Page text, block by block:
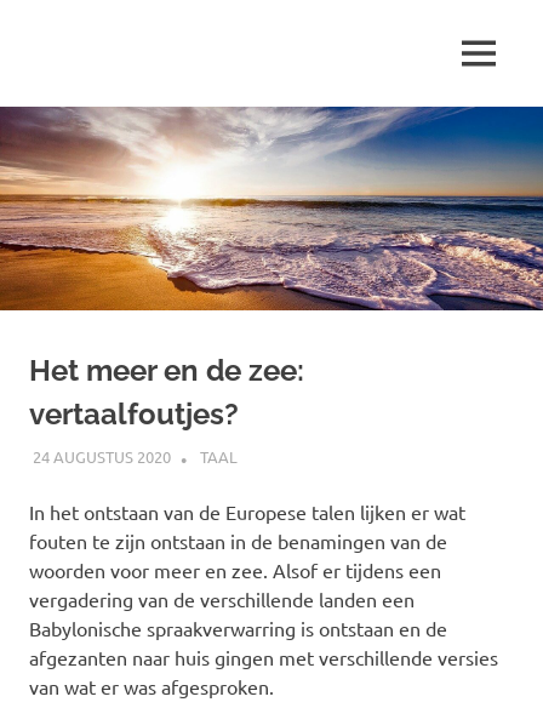
inhoud
schrijft
over
…
MENU
Het meer en de zee:
vertaalfoutjes?
24 AUGUSTUS 2020 MARJOLEIN
TAAL
In het ontstaan van de Europese talen lijken er wat
fouten te zijn ontstaan in de benamingen van de
woorden voor meer en zee. Alsof er tijdens een
vergadering van de verschillende landen een
Babylonische spraakverwarring is ontstaan en de
afgezanten naar huis gingen met verschillende versies
van wat er was afgesproken.